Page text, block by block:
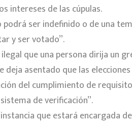
intereses de las cúpulas.
podrá ser indefinido o de una
y ser votado”.
que una persona dirija un
asentado que las
del cumplimiento de
de verificación”.
que estará encargada